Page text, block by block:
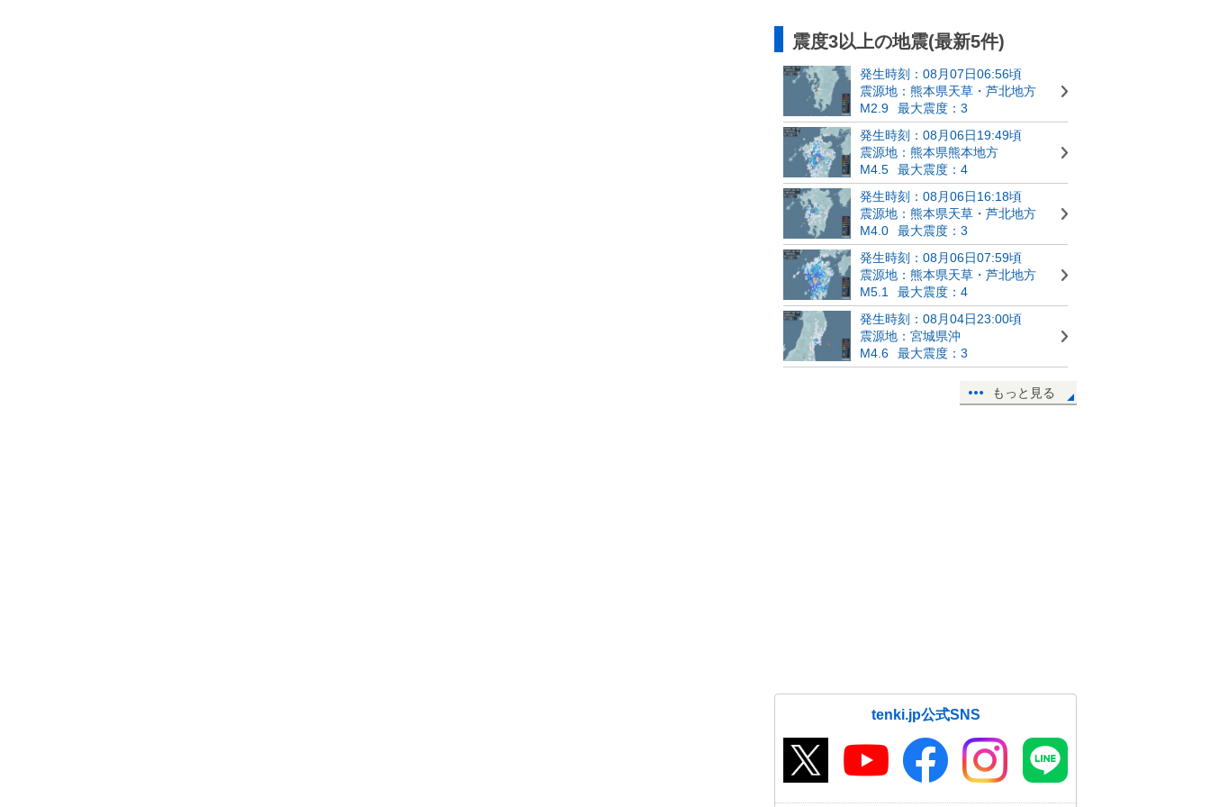
震度3以上の地震(最新5件)
発生時刻：08月07日06:56頃
震源地：熊本県天草・芦北地方
M2.9
最大震度：3
発生時刻：08月06日19:49頃
震源地：熊本県熊本地方
M4.5
最大震度：4
発生時刻：08月06日16:18頃
震源地：熊本県天草・芦北地方
M4.0
最大震度：3
発生時刻：08月06日07:59頃
震源地：熊本県天草・芦北地方
M5.1
最大震度：4
発生時刻：08月04日23:00頃
震源地：宮城県沖
M4.6
最大震度：3
もっと見る
tenki.jp公式SNS